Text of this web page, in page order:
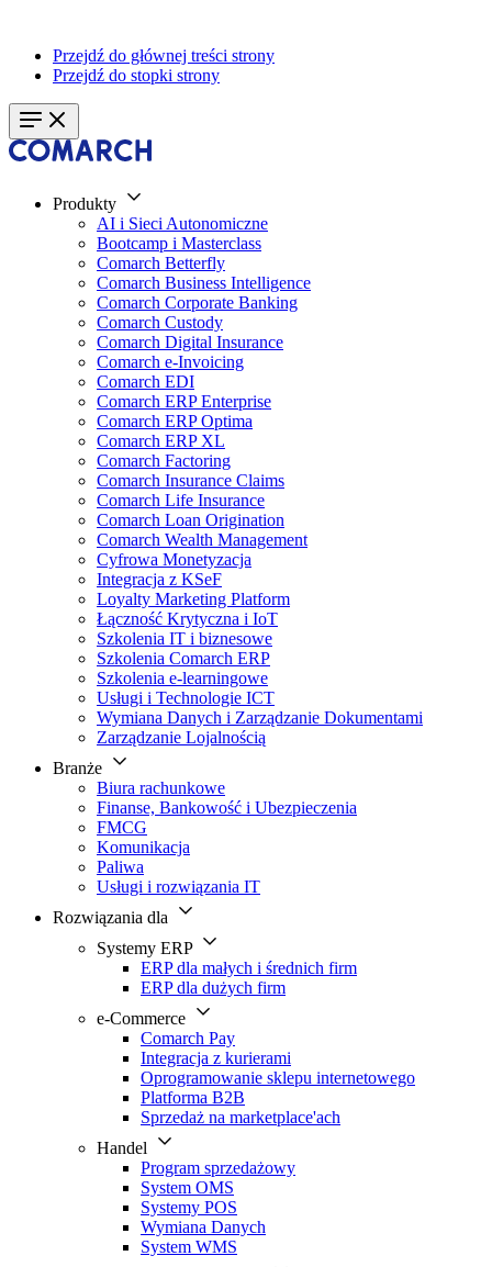
Przejdź do głównej treści strony
Przejdź do stopki strony
Produkty
AI i Sieci Autonomiczne
Bootcamp i Masterclass
Comarch Betterfly
Comarch Business Intelligence
Comarch Corporate Banking
Comarch Custody
Comarch Digital Insurance
Comarch e-Invoicing
Comarch EDI
Comarch ERP Enterprise
Comarch ERP Optima
Comarch ERP XL
Comarch Factoring
Comarch Insurance Claims
Comarch Life Insurance
Comarch Loan Origination
Comarch Wealth Management
Cyfrowa Monetyzacja
Integracja z KSeF
Loyalty Marketing Platform
Łączność Krytyczna i IoT
Szkolenia IT i biznesowe
Szkolenia Comarch ERP
Szkolenia e-learningowe
Usługi i Technologie ICT
Wymiana Danych i Zarządzanie Dokumentami
Zarządzanie Lojalnością
Branże
Biura rachunkowe
Finanse, Bankowość i Ubezpieczenia
FMCG
Komunikacja
Paliwa
Usługi i rozwiązania IT
Rozwiązania dla
Systemy ERP
ERP dla małych i średnich firm
ERP dla dużych firm
e-Commerce
Comarch Pay
Integracja z kurierami
Oprogramowanie sklepu internetowego
Platforma B2B
Sprzedaż na marketplace'ach
Handel
Program sprzedażowy
System OMS
Systemy POS
Wymiana Danych
System WMS